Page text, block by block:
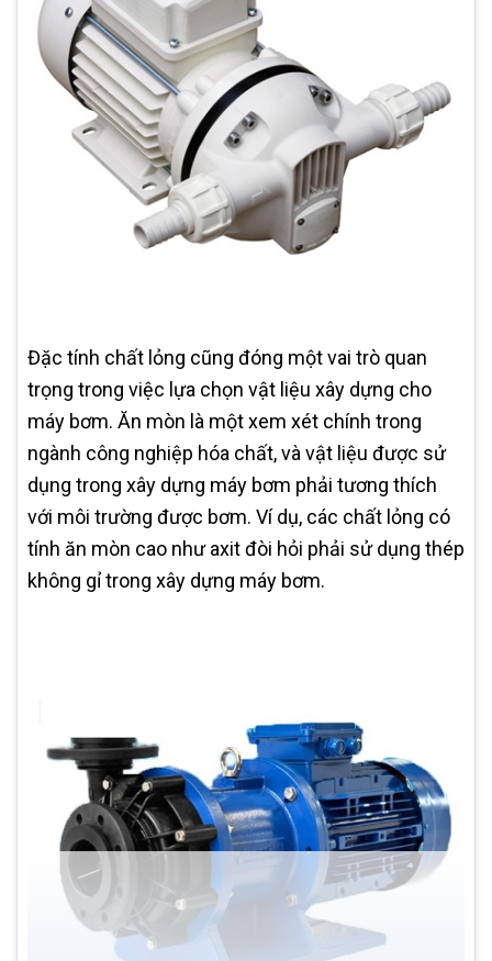
Đặc tính chất lỏng cũng đóng một vai trò quan
trọng trong việc lựa chọn vật liệu xây dựng cho
máy bơm. Ăn mòn là một xem xét chính trong
ngành công nghiệp hóa chất, và vật liệu được sử
dụng trong xây dựng máy bơm phải tương thích
với môi trường được bơm. Ví dụ, các chất lỏng có
tính ăn mòn cao như axit đòi hỏi phải sử dụng thép
không gỉ trong xây dựng máy bơm.